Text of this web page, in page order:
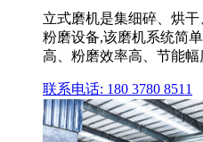
立式磨机是集细碎、烘
粉磨设备,该磨机系统简
高、粉磨效率高、节能
联系电话: 180 3780 8511